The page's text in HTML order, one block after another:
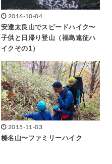
2016-10-04
安達太良山でスピードハイク〜
子供と日帰り登山（福島遠征ハ
イクその1）
2015-11-03
榛名山〜ファミリーハイク